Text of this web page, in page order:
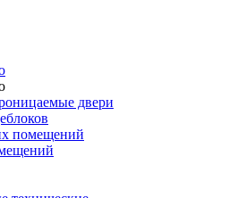
двери
помещений